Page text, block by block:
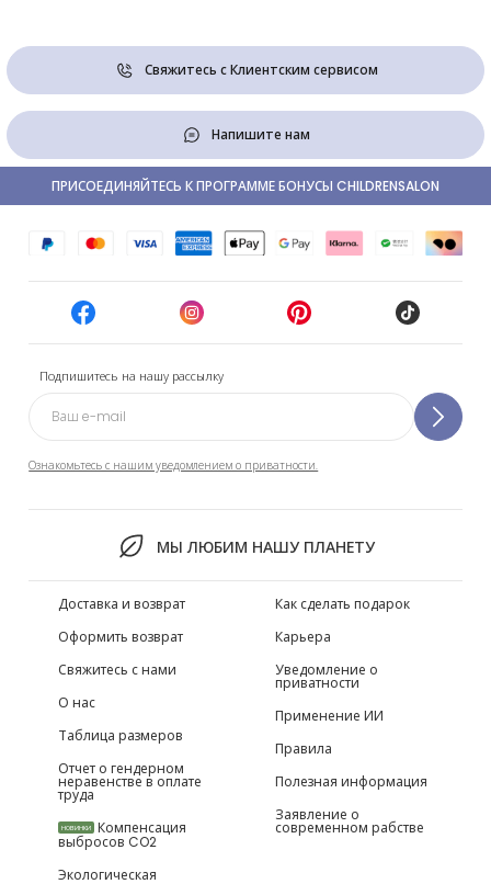
Свяжитесь с Клиентским сервисом
Напишите нам
Подпишитесь на нашу рассылку
Ознакомьтесь с нашим уведомлением о приватности.
МЫ ЛЮБИМ НАШУ ПЛАНЕТУ
ПРИСОЕДИНЯЙТЕСЬ К ПРОГРАММЕ БОНУСЫ CHILDRENSALON
Доставка и возврат
Оформить возврат
Свяжитесь с нами
О нас
Таблица размеров
Отчет о гендерном
неравенстве в оплате
труда
НОВИНКИ Компенсация
выбросов CO2
Экологическая
Как сделать подарок
Карьера
Уведомление о
приватности
Применение ИИ
Правила
Полезная информация
Заявление о
современном рабстве